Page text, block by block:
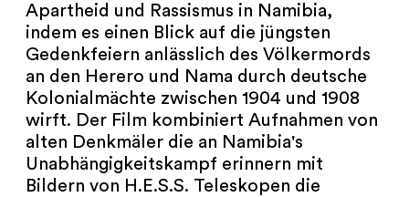
Apartheid und Rassismus in Namibia,
indem es einen Blick auf die jüngsten
Gedenkfeiern anlässlich des Völkermords
an den Herero und Nama durch deutsche
Kolonialmächte zwischen 1904 und 1908
wirft. Der Film kombiniert Aufnahmen von
alten Denkmäler die an Namibia's
Unabhängigkeitskampf erinnern mit
Bildern von H.E.S.S. Teleskopen die